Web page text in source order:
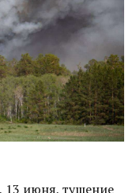
июня, тушение